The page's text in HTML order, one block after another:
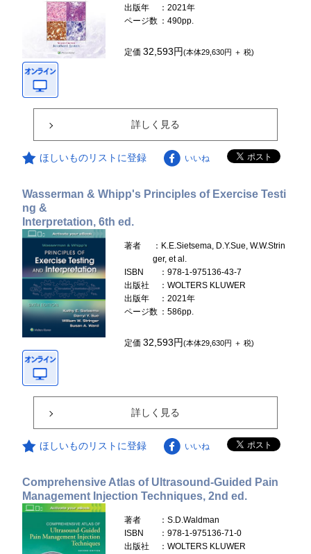
出版年
：2021年
ページ数 ：490pp.
定価32,593円(本体29,630円 ＋ 税)
詳しく見る
ほしいものリストに登録 いいね
Wasserman & Whipp's Principles of Exercise Testi
ng &
Interpretation, 6th ed.
著者
：K.E.Sietsema, D.Y.Sue, W.W.Strin
ger, et al.
ISBN
：978-1-975136-43-7
出版社
：WOLTERS KLUWER
出版年
：2021年
ページ数 ：586pp.
定価32,593円(本体29,630円 ＋ 税)
詳しく見る
ほしいものリストに登録 いいね
Comprehensive Atlas of Ultrasound-Guided Pain
Management Injection Techniques, 2nd ed.
著者
：S.D.Waldman
ISBN
：978-1-975136-71-0
出版社
：WOLTERS KLUWER